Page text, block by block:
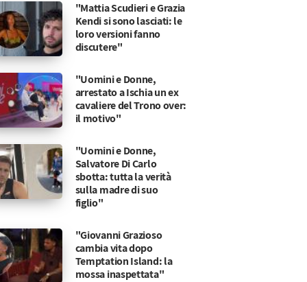
"Mattia Scudieri e Grazia
Kendi si sono lasciati: le
loro versioni fanno
discutere"
"Uomini e Donne,
arrestato a Ischia un ex
cavaliere del Trono over:
il motivo"
"Uomini e Donne,
Salvatore Di Carlo
sbotta: tutta la verità
sulla madre di suo
figlio"
"Giovanni Grazioso
cambia vita dopo
Temptation Island: la
mossa inaspettata"